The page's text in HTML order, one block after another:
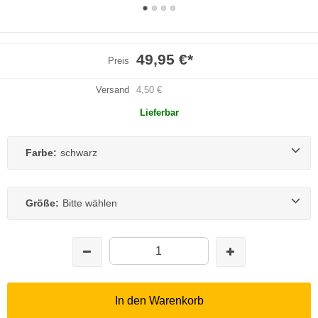
Preis 49,95 €*
Versand 4,50 €
Lieferbar
Farbe: schwarz
Größe: Bitte wählen
In den Warenkorb